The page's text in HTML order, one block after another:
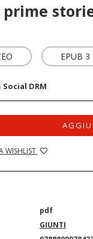
prime
EPUB 3
Social DRM
WISHLIST
pdf
GIUNTI